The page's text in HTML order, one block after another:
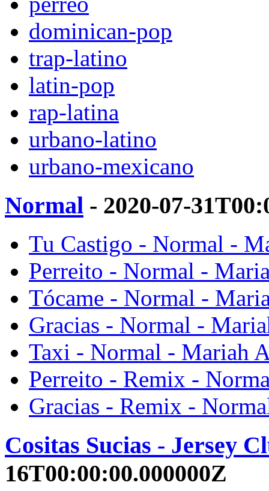
dominican-pop
trap-latino
latin-pop
rap-latina
urbano-latino
urbano-mexicano
Normal - 2020-07-
Tu Castigo - Normal -
Perreito - Normal -
Tócame - Normal -
Gracias - Normal -
Taxi - Normal - Mariah
Perreito - Remix -
Gracias - Remix -
Cositas Sucias - Jersey
16T00:00:00.000000Z